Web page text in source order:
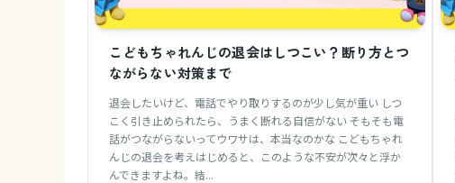
こどもちゃれんじの退会はしつこい？断り方とつ
ながらない対策まで
退会したいけど、電話でやり取りするのが少し気が重い しつ
こく引き止められたら、うまく断れる自信がない そもそも電
話がつながらないってウワサは、本当なのかな こどもちゃれ
んじの退会を考えはじめると、このような不安が次々と浮か
んできますよね。結...